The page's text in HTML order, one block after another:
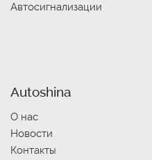
Автосигнализации
Autoshina
О нас
Новости
Контакты